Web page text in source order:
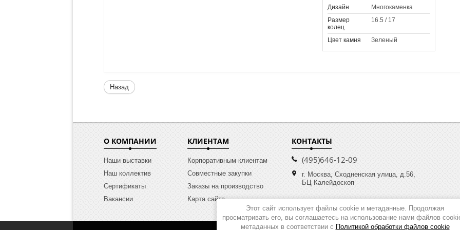
Этот сайт использует файлы cookie и метаданные. Продолжая
просматривать его, вы соглашаетесь на использование нами файлов
метаданных в соответствии с Политикой обработки файлов cookie
Дизайн
Многокаменка
Размер
колец
16.5 / 17
Цвет камня Зеленый
Назад
О КОМПАНИИ
Наши выставки
Наш коллектив
Сертификаты
Вакансии
КЛИЕНТАМ
Корпоративным клиентам
Совместные закупки
Заказы на производство
Карта сайта
КОНТАКТЫ
(495)646-12-09
г. Москва, Сходненская улица, д.56,
БЦ Калейдоскоп